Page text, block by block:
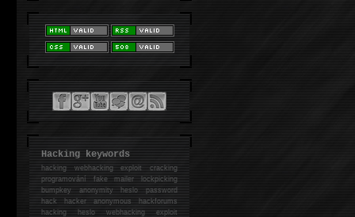
Hacking keywords
hackingwebhacking exploit cracking
programování fake mailer lockpicking
bumpkey anonymity heslo password
hackhacker anonymous hackforums
hackingheslo webhacking exploit